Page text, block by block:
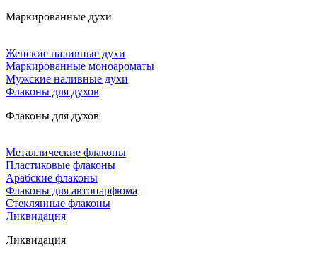
Маркированные духи
Женские наливные духи
Маркированные моноароматы
Мужские наливные духи
Флаконы для духов
Флаконы для духов
Металлические флаконы
Пластиковые флаконы
Арабские флаконы
Флаконы для автопарфюма
Стеклянные флаконы
Ликвидация
Ликвидация